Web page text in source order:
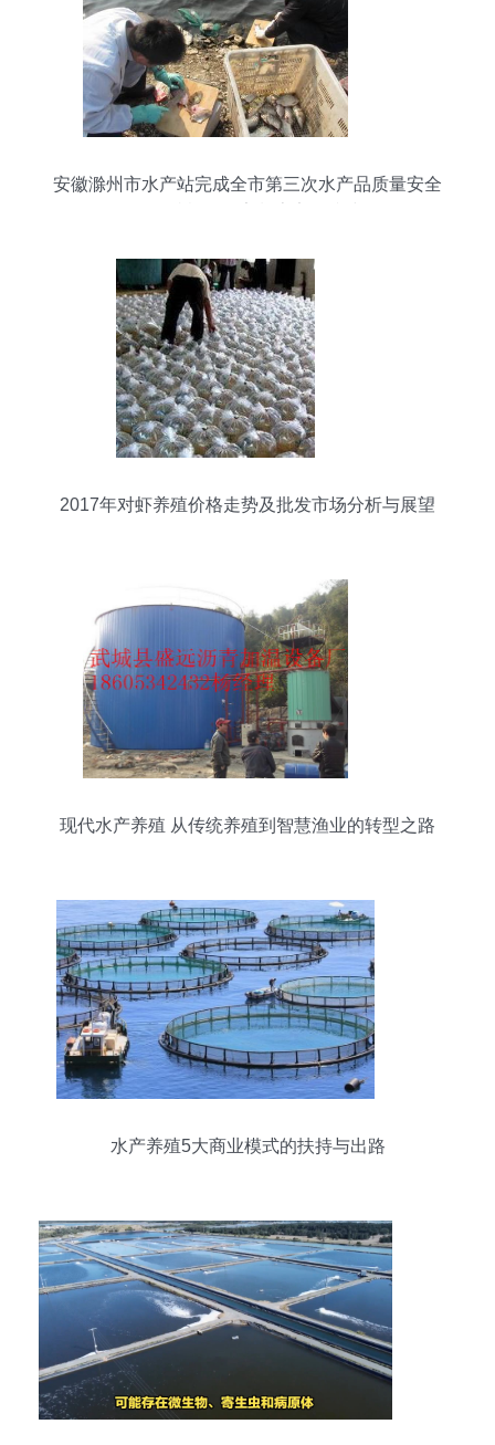
安徽滁州市水产站完成全市第三次水产品质量安全
2017年对虾养殖价格走势及批发市场分析与展望
现代水产养殖 从传统养殖到智慧渔业的转型之路
水产养殖5大商业模式的扶持与出路